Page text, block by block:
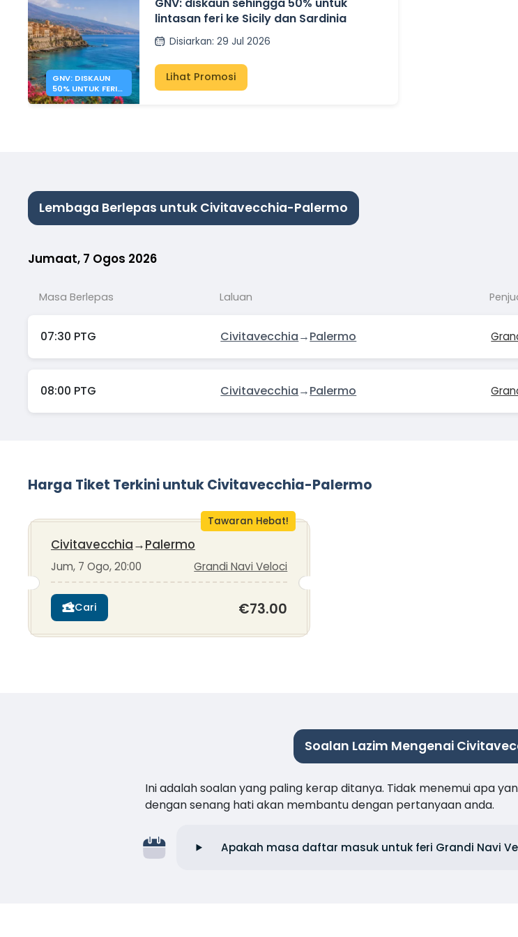
GNV: DISKAUN
50% UNTUK FERI
SICILY & SARDINIA
GNV: diskaun sehingga 50% untuk
lintasan feri ke Sicily dan Sardinia
Disiarkan: 29 Jul 2026
Lihat Promosi
Lembaga Berlepas untuk Civitavecchia-Palermo
Jumaat, 7 Ogos 2026
Masa Berlepas Laluan
07:30 PTG Civitavecchia→Palermo
08:00 PTG Civitavecchia→Palermo
Harga Tiket Terkini untuk Civitavecchia-Palermo
Tawaran Hebat!
Civitavecchia→Palermo
Jum, 7 Ogo, 20:00 Grandi Navi Veloci
Cari €73.00
Soalan Lazim Mengenai
Ini adalah soalan yang paling kerap ditanya. Tidak menemui apa
dengan senang hati akan membantu dengan pertanyaan anda.
Apakah masa daftar masuk untuk feri Grandi Navi